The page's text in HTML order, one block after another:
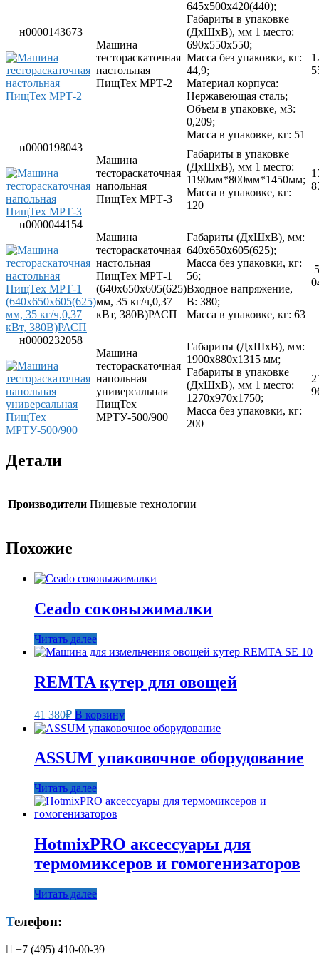
Тестораскаточные машины
Фасовочно-упаковочное оборудование
Бытовая техника
Посуда и инвентарь
Весы
Оборудование для общественных санузлов и
Дозаторы для жидкого мыла
Расходные материалы
Смесители и душирующие устройства
Сушилки для рук
Прачечное оборудование
Сушильные машины
Гладильное оборудование
Воздухоочистительные установки
Профессиональные моющие средства
Фильтры для воды
н0000143673
Машина
тестораскаточная
настольная
ПищТех МРТ-2
645х500х420(440);
Габариты в упаковке
(ДхШхВ), мм 1 место:
690х550х550;
Масса без упаковки, кг:
44,9;
Материал корпуса:
Нержавеющая сталь;
Объем в упаковке, м3:
0,209;
Масса в упаковке, кг: 51
н0000198043
Машина
тестораскаточная
напольная
ПищТех МРТ-3
Габариты в упаковке
(ДхШхВ), мм 1 место:
1190мм*800мм*1450мм;
Масса в упаковке, кг:
120
н0000044154
Машина
тестораскаточная
настольная
ПищТех МРТ-1
(640х650х605(625)
мм, 35 кг/ч,0,37
кВт, 380В)РАСП
Габариты (ДхШхВ), мм:
640х650х605(625);
Масса без упаковки, кг:
56;
Входное напряжение,
В: 380;
Масса в упаковке, кг: 63
н0000232058
Машина
тестораскаточная
напольная
универсальная
ПищТех
МРТУ-500/900
Габариты (ДхШхВ), мм:
1900х880х1315 мм;
Габариты в упаковке
(ДхШхВ), мм 1 место:
1270х970х1750;
Масса без упаковки, кг:
200
Детали
Производители Пищевые технологии
Похожие
Ceado cоковыжималки
Читать далее
REMTA кутер для овощей
41 380₽ В корзину
ASSUM упаковочное оборудование
Читать далее
HotmixPRO аксессуары для
термомиксеров и гомогенизаторов
Читать далее
Телефон:
+7 (495) 410-00-39